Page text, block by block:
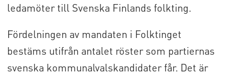
ledamöter till Svenska Finlands folkting.
Fördelningen av mandaten i Folktinget
bestäms utifrån antalet röster som partiernas
svenska kommunalvalskandidater får. Det är